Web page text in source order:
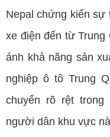
Nepal chứng kiến sự
xe điện đến từ Trung
ánh khả năng sản
nghiệp ô tô Trung
chuyển rõ rệt
người dân khu vực